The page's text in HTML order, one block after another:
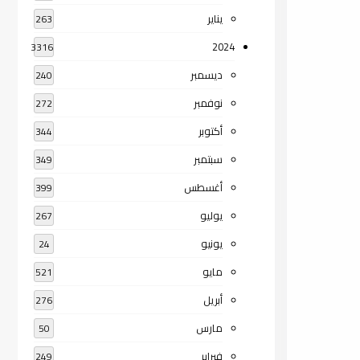
يناير 263
2024
3316
ديسمبر 240
نوفمبر 272
أكتوبر 344
سبتمبر 349
أغسطس 399
يوليو 267
يونيو 24
مايو 521
أبريل 276
مارس 50
فبراير